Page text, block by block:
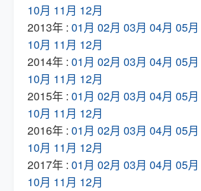
10月 11月 12月
2013年 : 01月 02月 03月 04月 05月
10月 11月 12月
2014年 : 01月 02月 03月 04月 05月
10月 11月 12月
2015年 : 01月 02月 03月 04月 05月
10月 11月 12月
2016年 : 01月 02月 03月 04月 05月
10月 11月 12月
2017年 : 01月 02月 03月 04月 05月
10月 11月 12月